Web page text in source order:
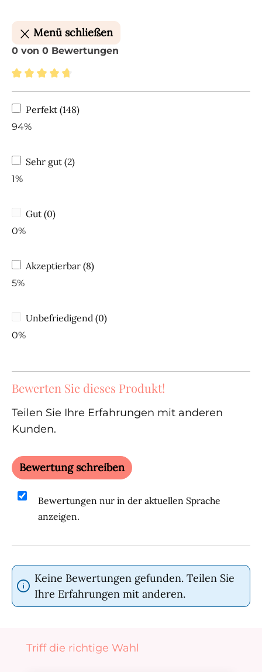
Menü schließen
0 von 0 Bewertungen
Durchschnittliche Bewertung von 4.84 von 5
Perfekt (148)
94%
Sehr gut (2)
1%
Gut (0)
0%
Akzeptierbar (8)
5%
Unbefriedigend (0)
0%
Bewerten Sie dieses Produkt!
Teilen Sie Ihre Erfahrungen mit anderen
Kunden.
Bewertung schreiben
Bewertungen nur in der aktuellen Sprache
anzeigen.
Keine Bewertungen gefunden. Teilen Sie
Ihre Erfahrungen mit anderen.
Produktgalerie überspringen
Triff die richtige Wahl